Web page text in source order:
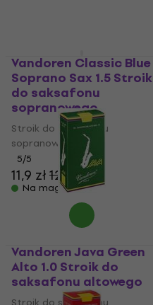
Vandoren Classic Blue
Soprano Sax 1.5 Stroik
do saksafonu
sopranowego
Stroik do saksafonu
sopranowego
5/5
11,9 zł12,2 zł
Na magazynie
Vandoren Java Green
Alto 1.0 Stroik do
saksafonu altowego